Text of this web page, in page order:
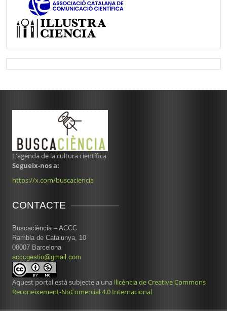
L'agenda de la cultura científica
Segueix-nos a:
https://x.com/buscaciencia
CONTACTE
Buscaciència – ACCC
Rambla de Catalunya, 10
08007 Barcelona
acccgestio@gmail.com
Aquest portal està subjecte a una llicència de Creative Commons
Reconeixement-NoComercial 4.0 Internacional